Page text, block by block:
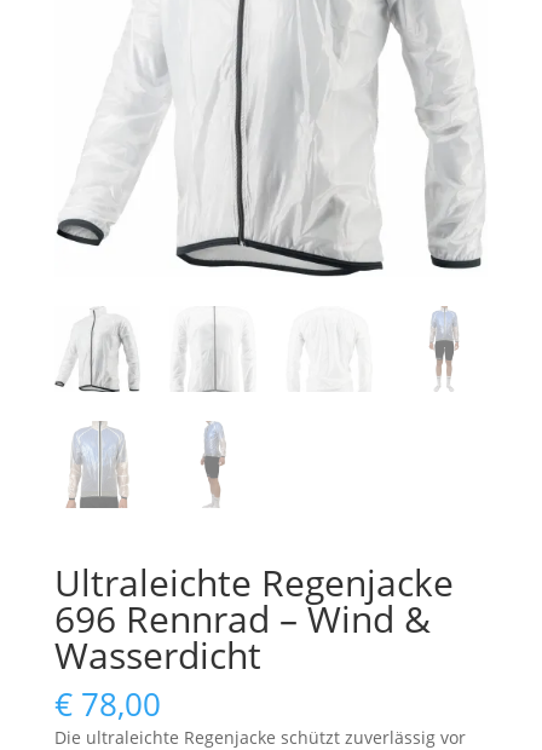
Ultraleichte Regenjacke
696 Rennrad – Wind &
Wasserdicht
€78,00
Die ultraleichte Regenjacke schützt zuverlässig vor